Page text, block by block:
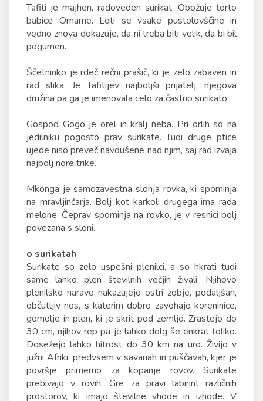
Tafiti je majhen, radoveden surikat. Obožuje torto
babice Omame. Loti se vsake pustolovščine in
vedno znova dokazuje, da ni treba biti velik, da bi bil
pogumen.
Ščetninko je rdeč rečni prašič, ki je zelo zabaven in
rad slika. Je Tafitijev najboljši prijatelj, njegova
družina pa ga je imenovala celo za častno surikato.
Gospod Gogo je orel in kralj neba. Pri orlih so na
jedilniku pogosto prav surikate. Tudi druge ptice
ujede niso preveč navdušene nad njim, saj rad izvaja
najbolj nore trike.
Mkonga je samozavestna slonja rovka, ki spominja
na mravljinčarja. Bolj kot karkoli drugega ima rada
melone. Čeprav spominja na rovko, je v resnici bolj
povezana s sloni.
o surikatah
Surikate so zelo uspešni plenilci, a so hkrati tudi
same lahko plen številnih večjih živali. Njihovo
plenilsko naravo nakazujejo ostri zobje, podaljšan,
občutljiv nos, s katerim dobro zavohajo koreninice,
gomolje in plen, ki je skrit pod zemljo. Zrastejo do
30 cm, njihov rep pa je lahko dolg še enkrat toliko.
Dosežejo lahko hitrost do 30 km na uro. Živijo v
južni Afriki, predvsem v savanah in puščavah, kjer je
površje primerno za kopanje rovov. Surikate
prebivajo v rovih. Gre za pravi labirint različnih
prostorov, ki imajo številne vhode in izhode. V